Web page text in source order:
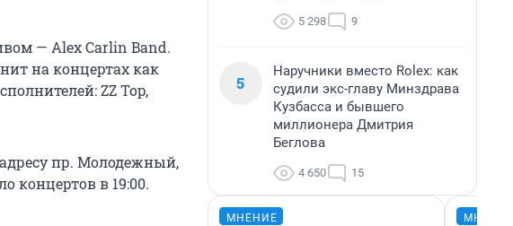
— Alex Carlin Band.
на концертах как
ZZ Top,
пр. Молодежный,
концертов в 19:00.
5 298 9
5
Наручники вместо Rolex: как
судили экс-главу Минздрава
Кузбасса и бывшего
миллионера Дмитрия
Беглова
4 650 15
МНЕНИЕ